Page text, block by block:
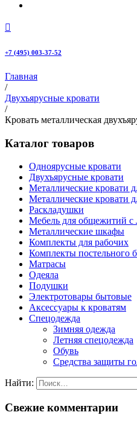
+7 (495) 003-37-52
Главная
/
Двухъярусные кровати
/
Кровать металлическая
Каталог товаров
Одноярусные кровати
Двухъярусные кровати
Металлические кровати
Металлические кровати
Раскладушки
Мебель для общежитий
Металлические шкафы
Комплекты для рабочих
Комплекты постельного
Матрасы
Одеяла
Подушки
Электротовары бытовые
Аксессуары к кроватям
Спецодежда
Зимняя одежда
Летняя спецодежда
Обувь
Средства защиты
Найти:
Свежие комментарии